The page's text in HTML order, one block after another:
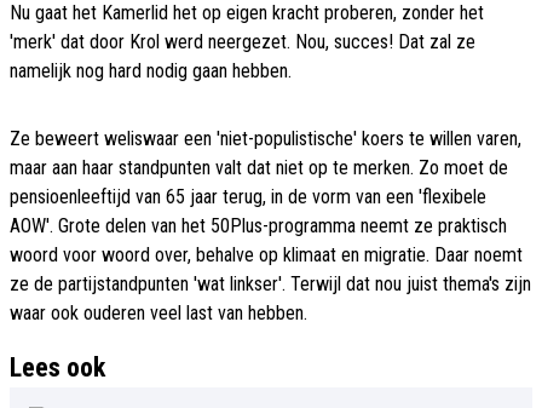
Nu gaat het Kamerlid het op eigen kracht proberen, zonder het
'merk' dat door Krol werd neergezet. Nou, succes! Dat zal ze
namelijk nog hard nodig gaan hebben.
Ze beweert weliswaar een 'niet-populistische' koers te willen varen,
maar aan haar standpunten valt dat niet op te merken. Zo moet de
pensioenleeftijd van 65 jaar terug, in de vorm van een 'flexibele
AOW'. Grote delen van het 50Plus-programma neemt ze praktisch
woord voor woord over, behalve op klimaat en migratie. Daar noemt
ze de partijstandpunten 'wat linkser'. Terwijl dat nou juist thema's zijn
waar ook ouderen veel last van hebben.
Lees ook